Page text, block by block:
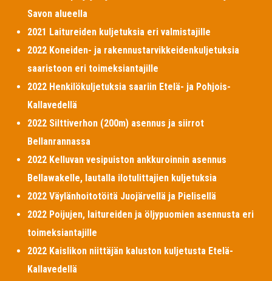
Savon alueella
2021 Laitureiden kuljetuksia eri valmistajille
2022 Koneiden- ja rakennustarvikkeidenkuljetuksia
saaristoon eri toimeksiantajille
2022 Henkilökuljetuksia saariin Etelä- ja Pohjois-
Kallavedellä
2022 Silttiverhon (200m) asennus ja siirrot
Bellanrannassa
2022 Kelluvan vesipuiston ankkuroinnin asennus
Bellawakelle, lautalla ilotulittajien kuljetuksia
2022 Väylänhoitotöitä Juojärvellä ja Pielisellä
2022 Poijujen, laitureiden ja öljypuomien asennusta eri
toimeksiantajille
2022 Kaislikon niittäjän kaluston kuljetusta Etelä-
Kallavedellä